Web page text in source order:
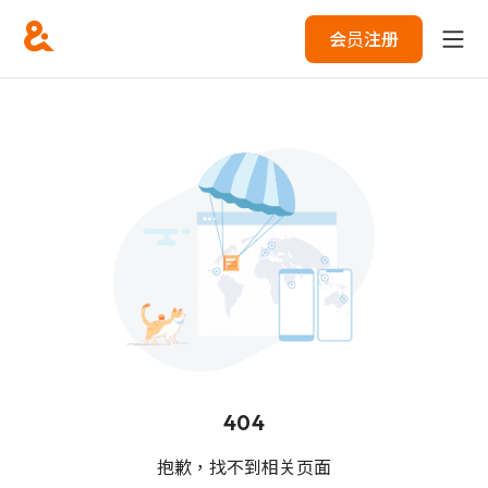
会员注册
404
抱歉，找不到相关页面